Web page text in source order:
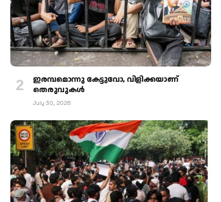
ഇരമ്പമൊന്നു കേട്ടുവോ, വിളിക്കയാണ്
തെരുവുകള്‍
July 30, 2026